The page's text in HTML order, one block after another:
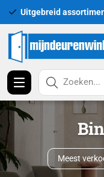
Uitgebreid
Zoeken...
Meest